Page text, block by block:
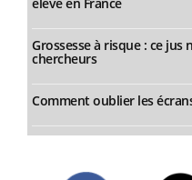
Grossesse à risque : ce
chercheurs
Comment oublier les